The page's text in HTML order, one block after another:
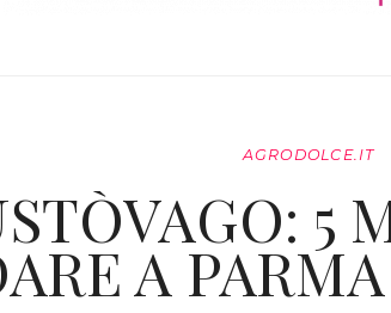
AGRODOLCE.IT
5
A